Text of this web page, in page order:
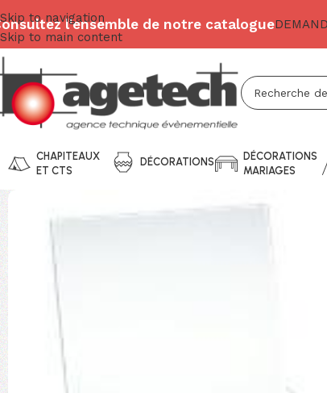
Skip to navigation
Skip to main content
l'ensemble de notre catalogue
CHAPITEAUX
ET CTS
DÉCORATIONS
DÉCORATIONS
MARIAGES